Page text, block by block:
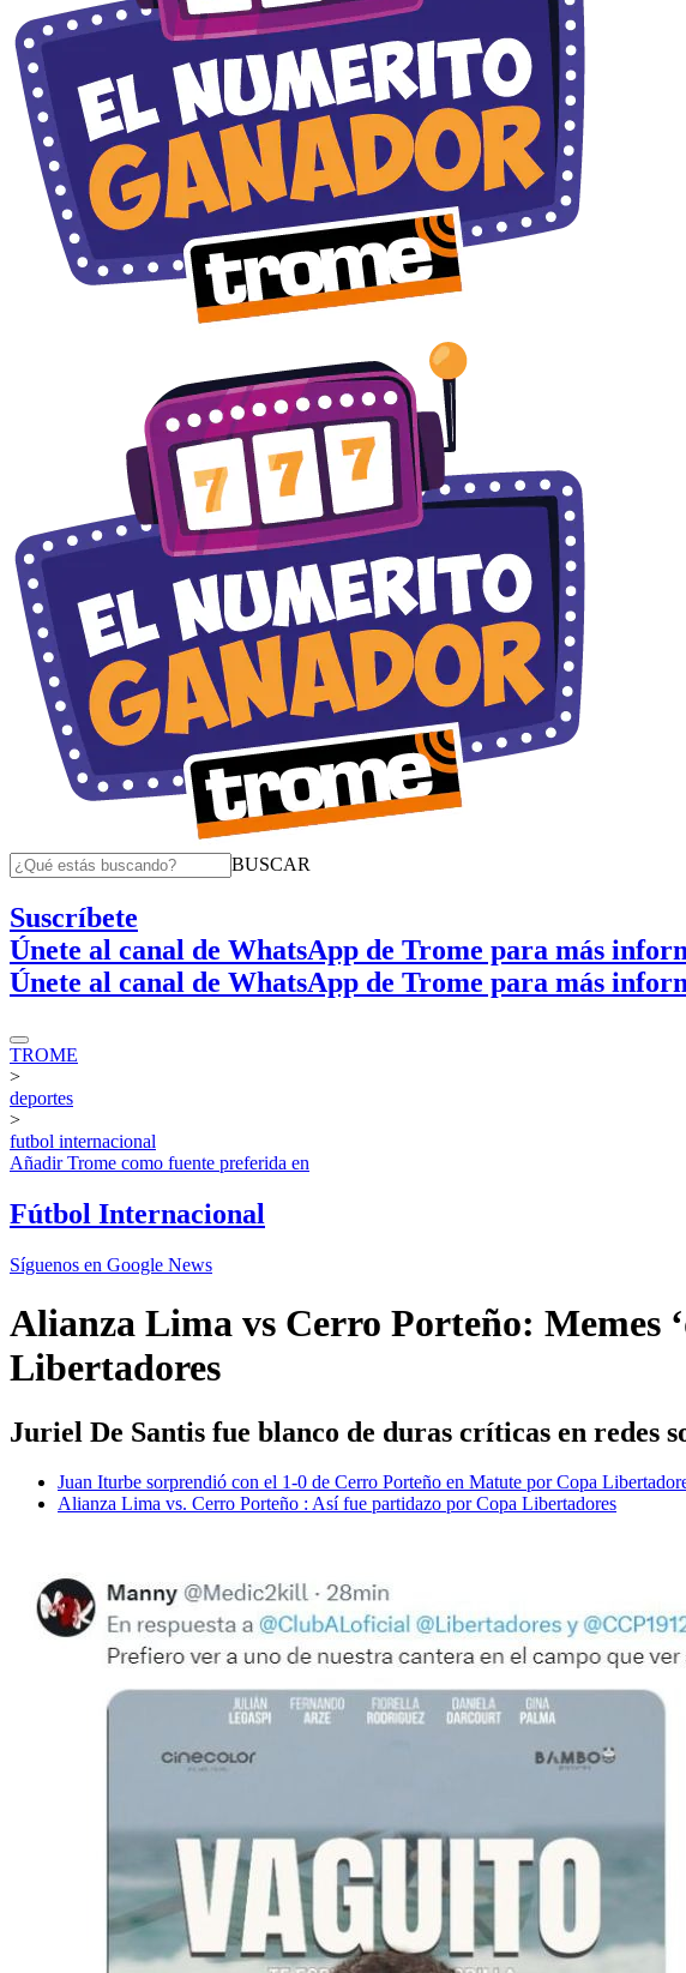
BUSCAR
Suscríbete
Únete al canal de WhatsApp de Trome para más
Únete al canal de WhatsApp de Trome para más
TROME
>
deportes
>
futbol internacional
AñadirTrome como fuente preferida en
Fútbol Internacional
Síguenos en Google News
Alianza Lima vs Cerro Porteño: Memes
Libertadores
Juriel De Santis fue blanco de duras críticas en redes
Juan Iturbe sorprendió con el 1-0 de Cerro Porteño en Matute por Copa
Alianza Lima vs. Cerro Porteño : Así fue partidazo por Copa Libertadores